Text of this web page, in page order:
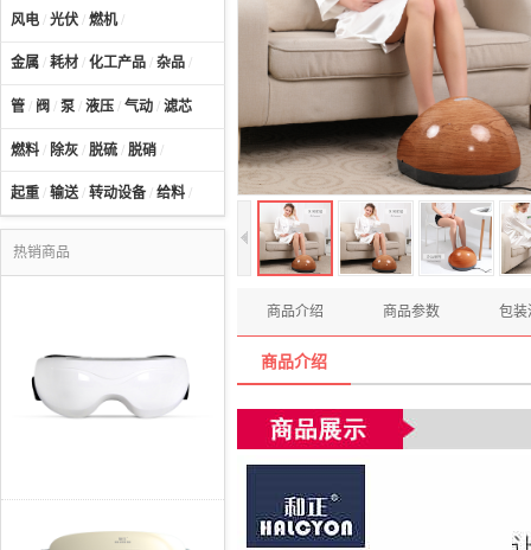
风电 / 光伏 / 燃机/
金属 / 耗材 / 化工产品 / 杂品 /
管 / 阀 / 泵 / 液压 / 气动 / 滤芯
燃料 / 除灰 / 脱硫 / 脱硝 /
起重 / 输送/ 转动设备 / 给料 /
热销商品
商品介绍 商品参数 包装
商品介绍